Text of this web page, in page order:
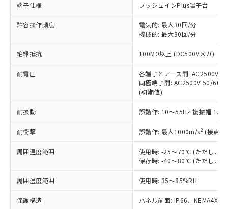
端子仕様 プッシュインPlus端子台
許容操作頻度
電気的: 最大30回/分
機械的: 最大30回/分
絶縁抵抗 100MΩ以上 (DC500Vメガ)
耐電圧
各端子とアース間: AC2500V
同極端子間: AC2500V 50/
(初期値)
耐振動 誤動作: 10～55Hz 複振幅
耐衝撃 誤動作: 最大1000m/s2 (接点
周囲温度範囲
使用時: -25～70℃ (ただし、氷
保存時: -40～80℃ (ただし、氷
周囲湿度範囲 使用時: 35～85%RH
保護構造 パネル前面: IP66、NEMA4X,
ご利用条件
以下の条件をお読みいただき、同意のうえ
ご利用ください。
本サービスは、当社制御機器事業取扱
商品の当社在庫状況および標準価格
(税抜)を提供させていただくもので
本サービスの対象外となる商品もある
ことをご了承ください。
在庫状況および標準価格照会結果は、
記載している更新日時点での社内デー
タに基づき作成されるものであり、閲
覧された時点での実際の在庫および標
準価格とは異なる場合があることをご
対応予定：EU RoHS指令（10物質）の非含
有に対応した製品に切り替える予定のある
商品です。
対応予定なし：EU RoHS指令（10物質）の
非含有に非対応の商品で、対応品を出す予
定はありません。
調査・確認中：EU RoHS指令（10物質）の
非含有の対応状況を調査中または確認中の
非該当品：ライセンス料など無形物で、有
害物質有無と関係のない商品です。
仕入先様の事情により、非含有部品として
いたものが、含有品と判明した場合などや
ミウム(Cd) 100ppm以下、
六価クロム(Cr(Ⅵ)) 1000ppm以下、ポリ臭化ビフェニル
類(PBB) 1000ppm以下、ポリ臭化ジフェニルエーテル類
(PBDE) 1000ppm以下、フタル酸ビス(2-エチルヘキシ
「○」：最大均質材料含有率が中国RoHSの
基準値以下であることを示します。
「×」：最大均質材料含有率が中国RoHSの
基準値を超えていることを示します。
「－」：未確認です。当社販売部門へお問
い合わせください。
Pb(鉛) :1000ppm、 Hg(水銀) : 1000ppm、 Cd(カドミウ
Cr(Ⅵ)(六価クロム) : 1000ppm、 PBBs(ポリ臭化ビフェ
当社は、これら貴社製品のうち、外国
為替および外国貿易法に定める商品
（以下｢規制貨物等」という）を輸出
または国外への提供する場合は、日本
国政府の輸出許可(または役務取引許
可)を取得するなどの必要な手続きを
号